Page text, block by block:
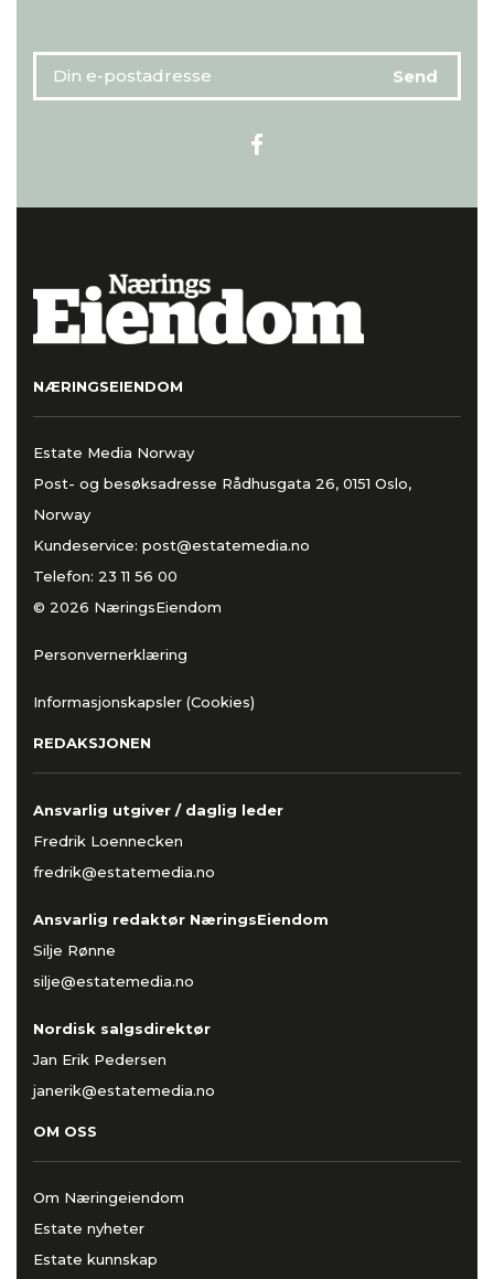
NÆRINGSEIENDOM
Estate Media Norway
Post- og besøksadresse Rådhusgata 26, 0151 Oslo,
Norway
Kundeservice: post@estatemedia.no
Telefon: 23 11 56 00
© 2026 NæringsEiendom
Personvernerklæring
Informasjonskapsler (Cookies)
REDAKSJONEN
Ansvarlig utgiver / daglig leder
Fredrik Loennecken
fredrik@estatemedia.no
Ansvarlig redaktør NæringsEiendom
Silje Rønne
silje@estatemedia.no
Nordisk salgsdirektør
Jan Erik Pedersen
janerik@estatemedia.no
OM OSS
Om Næringeiendom
Estate nyheter
Estate kunnskap